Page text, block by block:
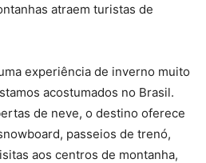
atraem turistas de
experiência de inverno muito
acostumados no Brasil.
de neve, o destino oferece
passeios de trenó,
aos centros de montanha,